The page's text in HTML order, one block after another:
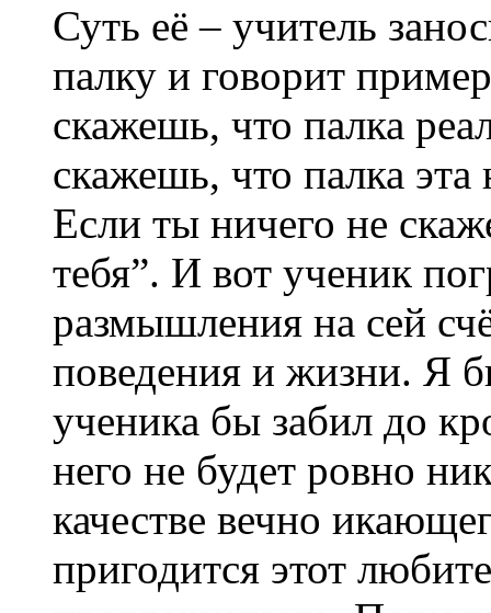
Суть её – учитель
палку и говорит
скажешь, что палка
скажешь, что палка
Если ты ничего не
тебя”. И вот ученик
размышления на сей
поведения и жизни. Я
ученика бы забил до
него не будет ровно
качестве вечно
пригодится этот